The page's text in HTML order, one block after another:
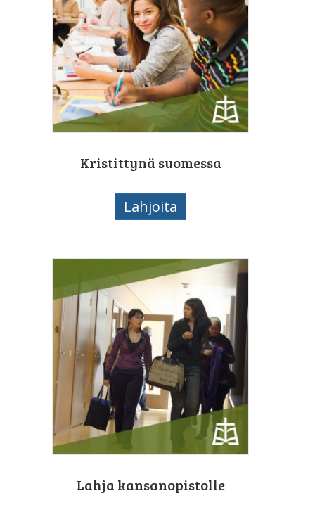
Kristittynä suomessa
Lahjoita
Lahja kansanopistolle